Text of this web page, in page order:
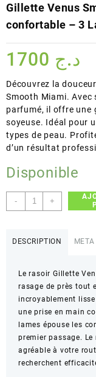
Gillette Venus
confortable – 3
د.ج
Découvrez la
Smooth Miami. Avec
parfumé, il offre une
soyeuse. Idéal pour
types de peau.
d’un résultat
Disponible
-
quantité
de
-
Rasage
de
près
et
confortable
-
3
+
DESCRIPTION
Le rasoir Gillette
rasage de près tout
incroyablement
une prise en main
lames épouse les
premier passage.
agréable à votre
recherchent